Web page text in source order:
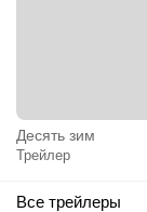
Десять зим
Трейлер
Все трейлеры